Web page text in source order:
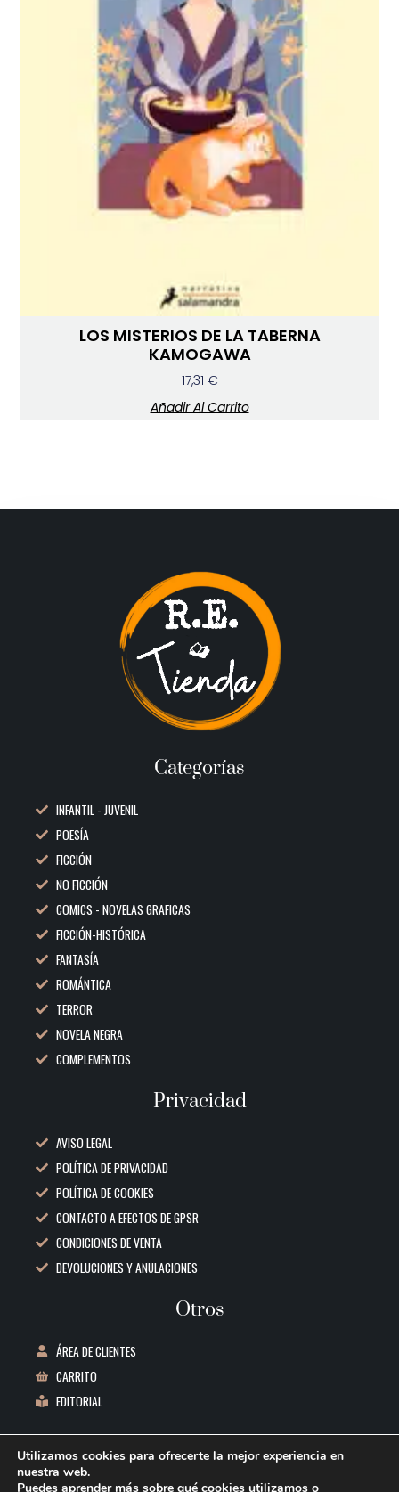
LOS MISTERIOS DE LA TABERNA
KAMOGAWA
17,31 €
Añadir Al Carrito
Categorías
INFANTIL - JUVENIL
POESÍA
FICCIÓN
NO FICCIÓN
COMICS - NOVELAS GRAFICAS
FICCIÓN-HISTÓRICA
FANTASÍA
ROMÁNTICA
TERROR
NOVELA NEGRA
COMPLEMENTOS
Privacidad
AVISO LEGAL
POLÍTICA DE PRIVACIDAD
POLÍTICA DE COOKIES
CONTACTO A EFECTOS DE GPSR
CONDICIONES DE VENTA
DEVOLUCIONES Y ANULACIONES
Otros
ÁREA DE CLIENTES
CARRITO
EDITORIAL
Datos de contacto
C/ REPUBLICA BOLIVIA, 1 3ºB 06011 BADAJOZ
Utilizamos cookies para ofrecerte la mejor experiencia en
nuestra web.
Puedes aprender más sobre qué cookies utilizamos o